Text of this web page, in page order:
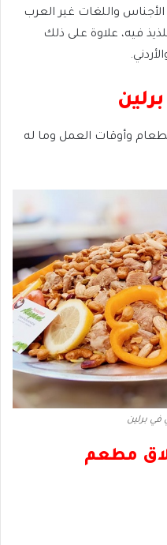
واللغات غير العرب
فيه، علاوة على ذلك
وأوقات العمل وما له
برلين
مطعم